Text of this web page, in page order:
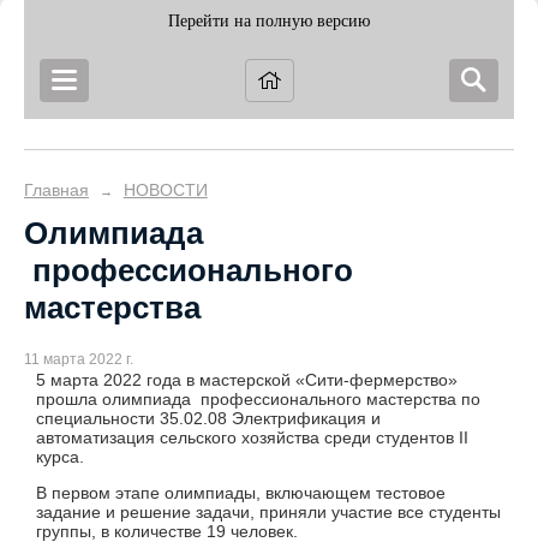
Перейти на полную версию
Главная → НОВОСТИ
Олимпиада
профессионального
мастерства
11 марта 2022 г.
5 марта 2022 года в мастерской «Сити-фермерство»
прошла олимпиада профессионального мастерства по
специальности 35.02.08 Электрификация и
автоматизация сельского хозяйства среди студентов II
курса.
В первом этапе олимпиады, включающем тестовое
задание и решение задачи, приняли участие все студенты
группы, в количестве 19 человек.